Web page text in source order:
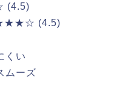
(4.5)
(4.5)
くい
ムーズ